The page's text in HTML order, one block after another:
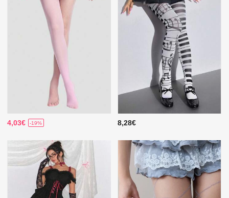
4,03€ -19% 8,28€